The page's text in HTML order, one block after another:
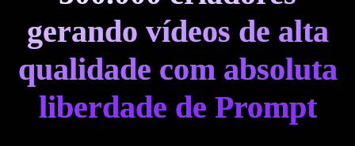
gerando vídeos de alta
qualidade com absoluta
liberdade de Prompt